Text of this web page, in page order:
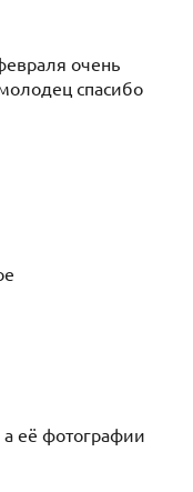
очень
спасибо
а её фотографии